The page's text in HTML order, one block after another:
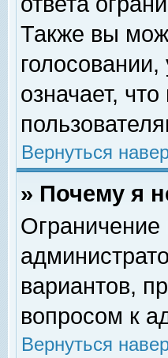
Также вы
означает,
Вернуться
» Почему я
Ограничение
вариантов,
вопросом к
Вернуться